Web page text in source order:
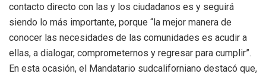
contacto directo con las y los ciudadanos es y seguirá
siendo lo más importante, porque “la mejor manera de
conocer las necesidades de las comunidades es acudir a
ellas, a dialogar, comprometernos y regresar para cumplir”.
En esta ocasión, el Mandatario sudcaliforniano destacó que,